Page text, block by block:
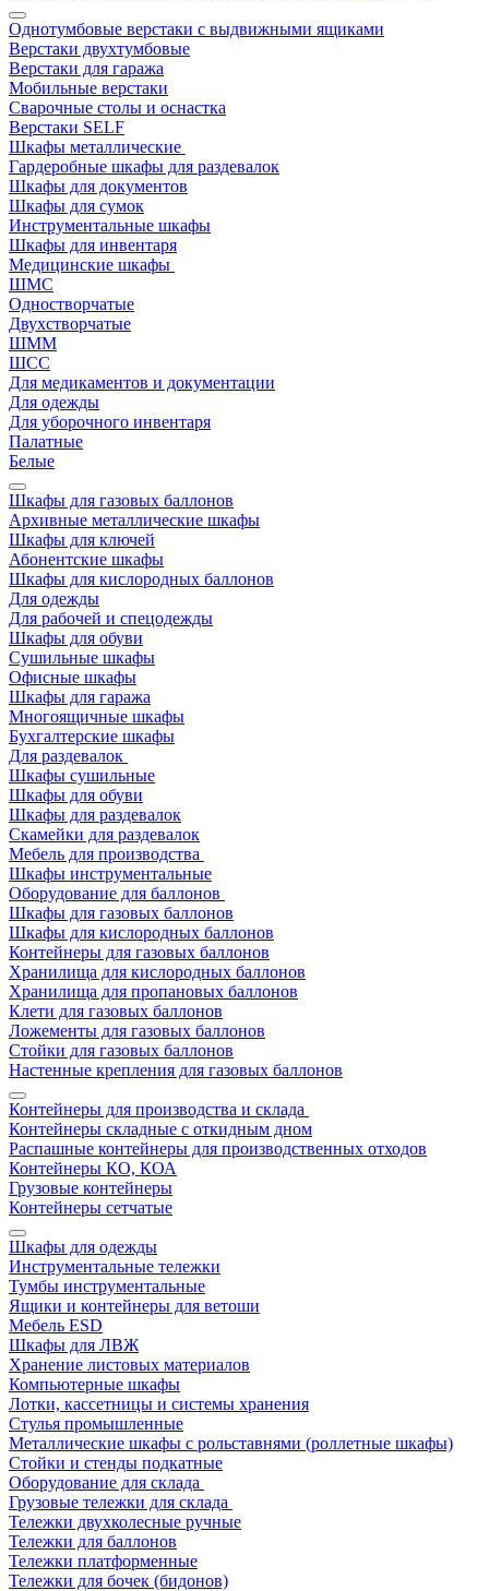
Однотумбовые верстаки с выдвижными ящиками
Верстаки двухтумбовые
Верстаки для гаража
Мобильные верстаки
Сварочные столы и оснастка
Верстаки SELF
Шкафы металлические
Гардеробные шкафы для раздевалок
Шкафы для документов
Шкафы для сумок
Инструментальные шкафы
Шкафы для инвентаря
Медицинские шкафы
ШМС
Одностворчатые
Двухстворчатые
ШММ
ШСС
Для медикаментов и документации
Для одежды
Для уборочного инвентаря
Палатные
Белые
Шкафы для газовых баллонов
Архивные металлические шкафы
Шкафы для ключей
Абонентские шкафы
Шкафы для кислородных баллонов
Для одежды
Для рабочей и спецодежды
Шкафы для обуви
Сушильные шкафы
Офисные шкафы
Шкафы для гаража
Многоящичные шкафы
Бухгалтерские шкафы
Для раздевалок
Шкафы сушильные
Шкафы для обуви
Шкафы для раздевалок
Скамейки для раздевалок
Мебель для производства
Шкафы инструментальные
Оборудование для баллонов
Шкафы для газовых баллонов
Шкафы для кислородных баллонов
Контейнеры для газовых баллонов
Хранилища для кислородных баллонов
Хранилища для пропановых баллонов
Клети для газовых баллонов
Ложементы для газовых баллонов
Стойки для газовых баллонов
Настенные крепления для газовых баллонов
Контейнеры для производства и склада
Контейнеры складные с откидным дном
Распашные контейнеры для производственных отходов
Контейнеры КО, КОА
Грузовые контейнеры
Контейнеры сетчатые
Шкафы для одежды
Инструментальные тележки
Тумбы инструментальные
Ящики и контейнеры для ветоши
Мебель ESD
Шкафы для ЛВЖ
Хранение листовых материалов
Компьютерные шкафы
Лотки, кассетницы и системы хранения
Стулья промышленные
Металлические шкафы с рольставнями (роллетные шкафы)
Стойки и стенды подкатные
Оборудование для склада
Грузовые тележки для склада
Тележки двухколесные ручные
Тележки для баллонов
Тележки платформенные
Тележки для бочек (бидонов)